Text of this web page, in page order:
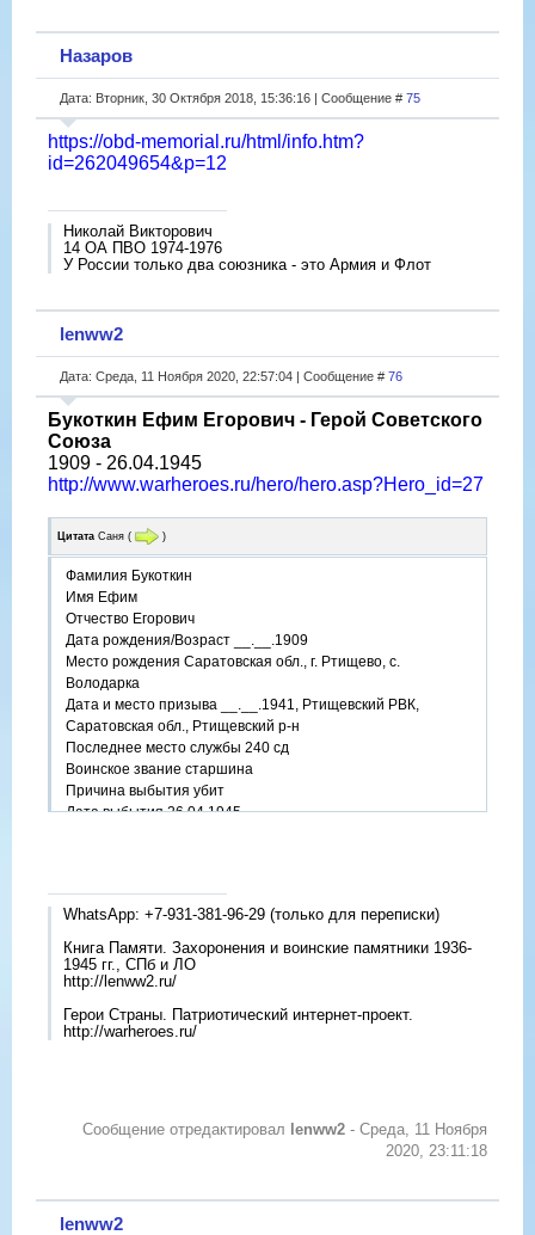
Назаров
Дата: Вторник, 30 Октября 2018, 15:36:16 | Сообщение # 75
https://obd-memorial.ru/html/info.htm?
id=262049654&p=12
Николай Викторович
14 ОА ПВО 1974-1976
У России только два союзника - это Армия и Флот
lenww2
Дата: Среда, 11 Ноября 2020, 22:57:04 | Сообщение # 76
Букоткин Ефим Егорович - Герой Советского
Союза
1909 - 26.04.1945
http://www.warheroes.ru/hero/hero.asp?Hero_id=27
Цитата Саня ( )
Фамилия Букоткин
Имя Ефим
Отчество Егорович
Дата рождения/Возраст __.__.1909
Место рождения Саратовская обл., г. Ртищево, с.
Володарка
Дата и место призыва __.__.1941, Ртищевский РВК,
Саратовская обл., Ртищевский р-н
Последнее место службы 240 сд
Воинское звание старшина
Причина выбытия убит
Дата выбытия 26.04.1945
Номер фонда источника информации 58
Номер описи источника информации 18003
Номер дела источника информации 787
https://www.obd-memorial.ru/html/info.htm?id=4449690
WhatsApp: +7-931-381-96-29 (только для переписки)
Книга Памяти. Захоронения и воинские памятники 1936-
1945 гг., СПб и ЛО
http://lenww2.ru/
Герои Страны. Патриотический интернет-проект.
http://warheroes.ru/
Сообщение отредактировал lenww2 - Среда, 11 Ноября
2020, 23:11:18
lenww2